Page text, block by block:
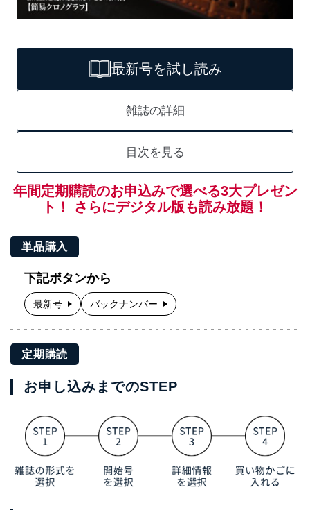
最新号を試し読み
雑誌の詳細
目次を見る
年間定期購読のお申込みで選べる3大プレゼン
ト！ さらにデジタル版も読み放題！
単品購入
下記ボタンから
最新号 バックナンバー
定期購読
お申し込みまでのSTEP